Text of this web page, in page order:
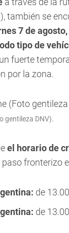
también se
7 de
tipo de
fuerte
por la zona.
gentileza DNV).
el horario de
paso fronterizo
de
de